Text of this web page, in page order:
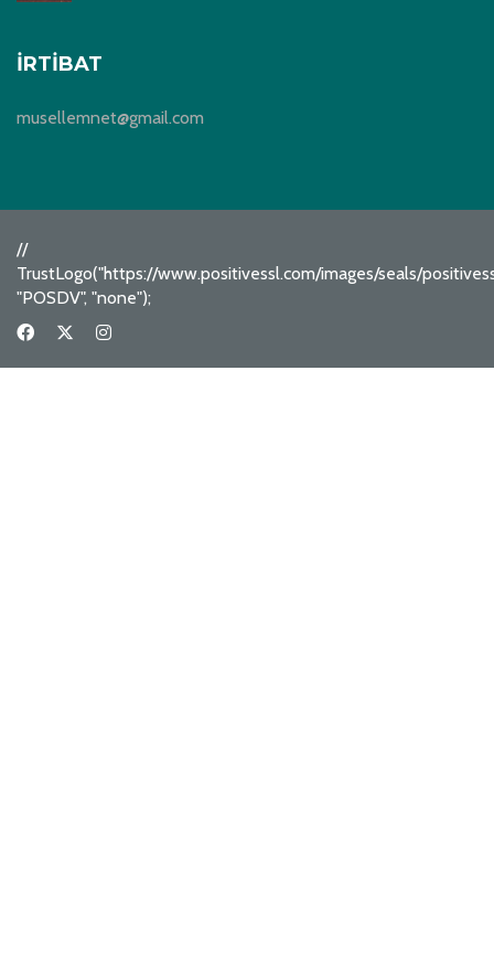
İRTIBAT
musellemnet@gmail.com
//
TrustLogo("https://www.positivessl.com/images/seals/
"POSDV", "none");